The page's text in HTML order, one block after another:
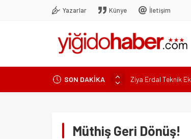
Yazarlar Künye İletişim
SON DAKİKA
Türk Bisikletinden
Müthiş Geri Dönüş!